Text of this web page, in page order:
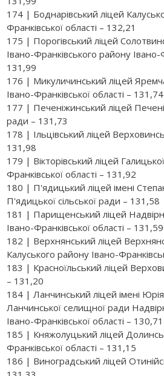
174 | Боднарівський ліцей
Франківської області – 132,21
175 | Порогівський ліцей
Івано-Франківського району Івано-
131,99
176 | Микуличинський ліцей
Івано-Франківської області – 131,74
177 | Печеніжинський ліцей
ради – 131,73
178 | Ільцівський ліцей
131,98
179 | Вікторівський ліцей
Франківської області – 131,92
180 | П'ядицький ліцей імені
П'ядицької сільської ради – 131,58
181 | Парищенський ліцей
Івано-Франківської області – 131,59
182 | Верхнянський ліцей
Калуського району Івано-
183 | Красноїльський ліцей
– 131,20
184 | Ланчинський ліцей імені
Ланчинської селищної ради
Івано-Франківської області – 130,71
185 | Княжолуцький ліцей
Франківської області – 131,15
186 | Виноградський ліцей